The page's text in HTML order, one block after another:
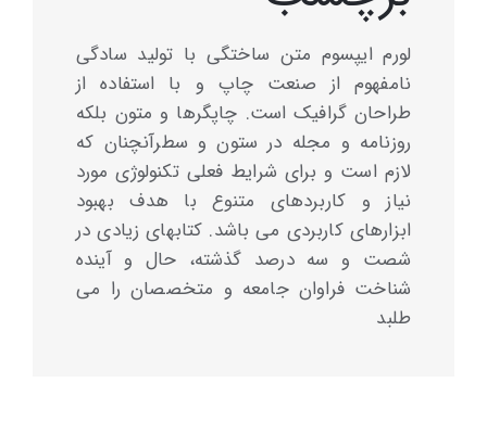
لورم ایپسوم متن ساختگی با تولید سادگی
نامفهوم از صنعت چاپ و با استفاده از
طراحان گرافیک است. چاپگرها و متون بلکه
روزنامه و مجله در ستون و سطرآنچنان که
لازم است و برای شرایط فعلی تکنولوژی مورد
نیاز و کاربردهای متنوع با هدف بهبود
ابزارهای کاربردی می باشد. کتابهای زیادی در
شصت و سه درصد گذشته، حال و آینده
شناخت فراوان جامعه و متخصصان را می
طلبد